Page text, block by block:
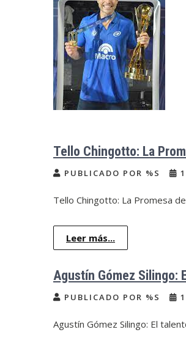
Tello Chingotto: La
PUBLICADO POR %S
Tello Chingotto: La Promesa
Leer más...
Agustín Gómez Silingo:
PUBLICADO POR %S
Agustín Gómez Silingo: El